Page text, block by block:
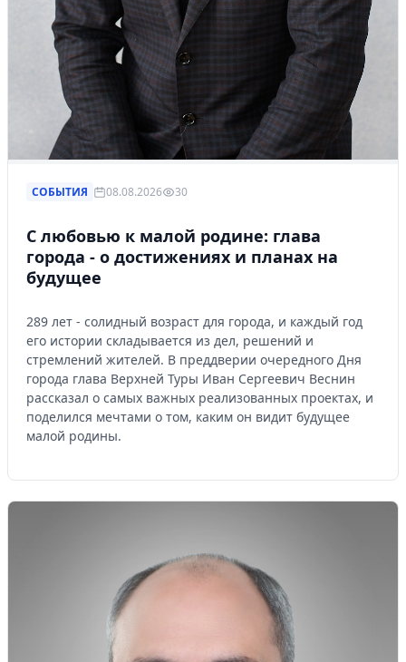
СОБЫТИЯ 08.08.2026 30
С любовью к малой родине: глава
города - о достижениях и планах на
будущее
289 лет - солидный возраст для города, и каждый год
его истории складывается из дел, решений и
стремлений жителей. В преддверии очередного Дня
города глава Верхней Туры Иван Сергеевич Веснин
рассказал о самых важных реализованных проектах, и
поделился мечтами о том, каким он видит будущее
малой родины.